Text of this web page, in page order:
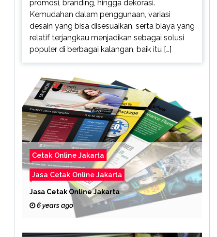
promosi, branding, hingga dekorasi.
Kemudahan dalam penggunaan, variasi
desain yang bisa disesuaikan, serta biaya yang
relatif terjangkau menjadikan sebagai solusi
populer di berbagai kalangan, baik itu […]
Cetak Online Jakarta
Jasa Cetak Online Jakarta
Jasa Cetak Online Jakarta
6 years ago